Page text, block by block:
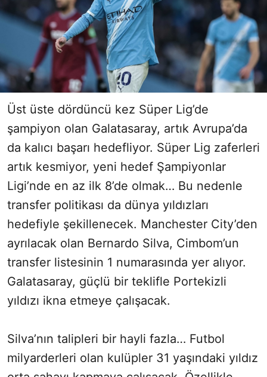
Üst üste dördüncü kez Süper Lig’de
şampiyon olan Galatasaray, artık Avrupa’da
da kalıcı başarı hedefliyor. Süper Lig zaferleri
artık kesmiyor, yeni hedef Şampiyonlar
Ligi’nde en az ilk 8’de olmak… Bu nedenle
transfer politikası da dünya yıldızları
hedefiyle şekillenecek. Manchester City’den
ayrılacak olan Bernardo Silva, Cimbom’un
transfer listesinin 1 numarasında yer alıyor.
Galatasaray, güçlü bir teklifle Portekizli
yıldızı ikna etmeye çalışacak.
Silva’nın talipleri bir hayli fazla… Futbol
milyarderleri olan kulüpler 31 yaşındaki yıldız